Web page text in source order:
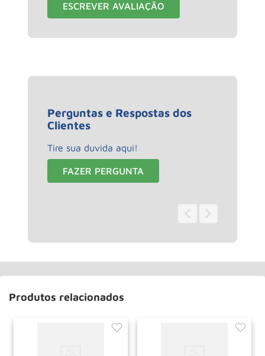
ESCREVER AVALIAÇÃO
Perguntas e Respostas dos
Clientes
Tire sua duvida aqui!
FAZER PERGUNTA
Produtos relacionados